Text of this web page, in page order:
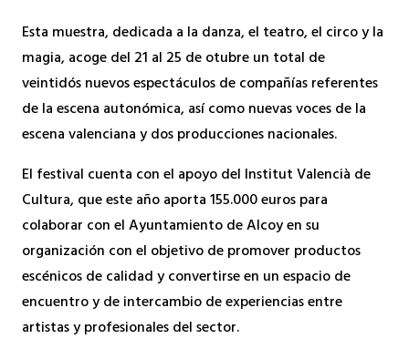
Esta muestra, dedicada a la danza, el teatro, el circo y la
magia, acoge del 21 al 25 de otubre un total de
veintidós nuevos espectáculos de compañías referentes
de la escena autonómica, así como nuevas voces de la
escena valenciana y dos producciones nacionales.
El festival cuenta con el apoyo del Institut Valencià de
Cultura, que este año aporta 155.000 euros para
colaborar con el Ayuntamiento de Alcoy en su
organización con el objetivo de promover productos
escénicos de calidad y convertirse en un espacio de
encuentro y de intercambio de experiencias entre
artistas y profesionales del sector.